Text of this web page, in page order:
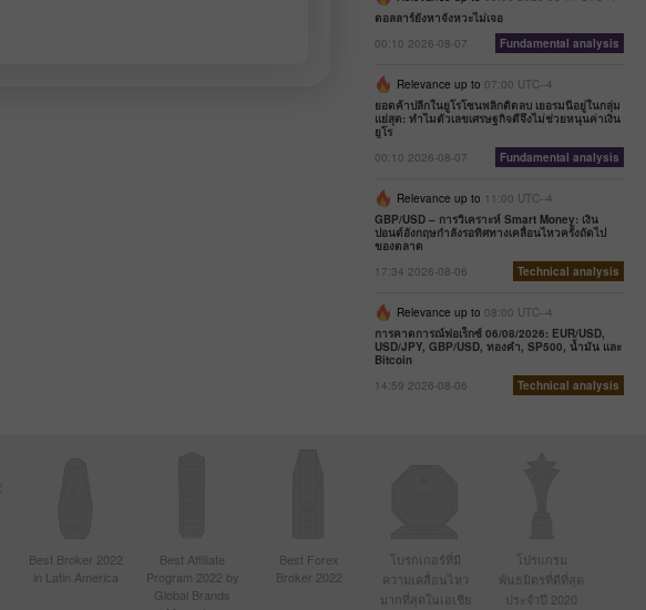
ดอลลาร์ยังหาจังหวะไม่เจอ
00:10 2026-08-07
Fundamental analysis
Relevance up to 07:00 UTC--4
ยอดค้าปลีกในยูโรโซนพลิกติดลบ เยอรมนีอยู่ในกลุ่ม
แย่สุด: ทำไมตัวเลขเศรษฐกิจดีจึงไม่ช่วยหนุนค่าเงิน
ยูโร
00:10 2026-08-07
Fundamental analysis
Relevance up to 11:00 UTC--4
GBP/USD – การวิเคราะห์ Smart Money: เงิน
ปอนด์อังกฤษกำลังรอทิศทางเคลื่อนไหวครั้งถัดไป
ของตลาด
17:34 2026-08-06
Technical analysis
Relevance up to 08:00 UTC--4
การคาดการณ์ฟอเร็กซ์ 06/08/2026: EUR/USD,
USD/JPY, GBP/USD, ทองคำ, SP500, น้ำมัน และ
Bitcoin
14:59 2026-08-06
Technical analysis
Best Broker 2022
in Latin America
Best Affiliate
Program 2022 by
Global Brands
Best Forex
Broker 2022
โบรกเกอร์ที่มี
ความเคลื่อนไหว
มากที่สุดในเอเชีย
โปรแกรม
พันธมิตรที่ดีที่สุด
ประจำปี 2020